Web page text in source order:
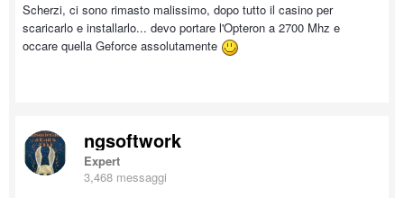
Scherzi, ci sono rimasto malissimo, dopo tutto il casino per
scaricarlo e installarlo... devo portare l'Opteron a 2700 Mhz e
occare quella Geforce assolutamente
ngsoftwork
Expert
3,468 messaggi